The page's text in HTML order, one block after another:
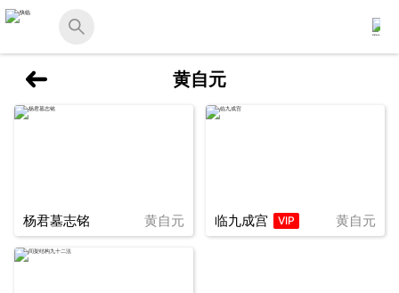
黄自元
杨君墓志铭 黄自元 临九成宫 VIP 黄自元